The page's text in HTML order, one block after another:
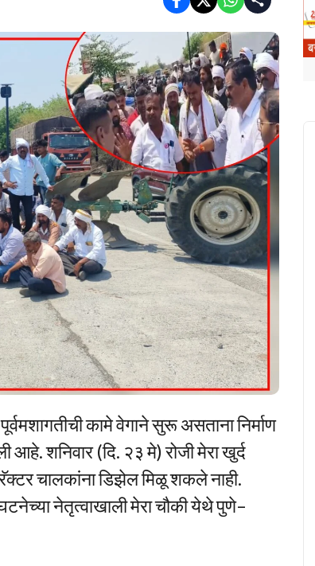
कामे वेगाने सुरू असताना निर्माण
शनिवार (दि. २३ मे) रोजी मेरा खुर्द
चालकांना डिझेल मिळू शकले नाही.
नेतृत्वाखाली मेरा चौकी येथे पुणे–